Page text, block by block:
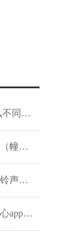
焦点关注：发达国家在经济发展过程中最大的问题是什么（发达国家在经济发展过程中最大的问题是）
天天观热点：zip和rar有什么不同（zip和rar有什么区别）
今日热议：幢幢与憧憧区别（幢幢）
今日关注：库乐队怎么删除铃声（库乐队怎么删除铃声）
世界热文：中国石化应用中心app官方下载（中国石化应用中心电脑版）